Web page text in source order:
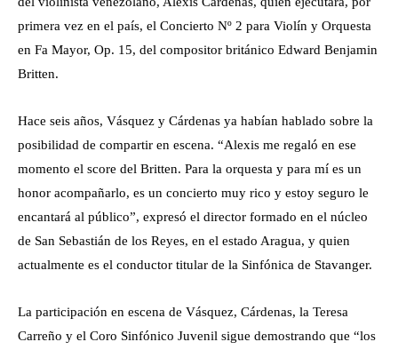
primera vez en el país, el Concierto Nº 2 para Violín y Orquesta
en Fa Mayor, Op. 15, del compositor británico Edward Benjamin
Britten.
Hace seis años, Vásquez y Cárdenas ya habían hablado sobre la
posibilidad de compartir en escena. “Alexis me regaló en ese
momento el score del Britten. Para la orquesta y para mí es un
honor acompañarlo, es un concierto muy rico y estoy seguro le
encantará al público”, expresó el director formado en el núcleo
de San Sebastián de los Reyes, en el estado Aragua, y quien
actualmente es el conductor titular de la Sinfónica de Stavanger.
La participación en escena de Vásquez, Cárdenas, la Teresa
Carreño y el Coro Sinfónico Juvenil sigue demostrando que “los